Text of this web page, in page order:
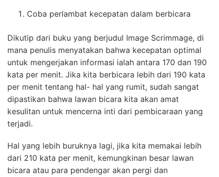
Coba perlambat kecepatan dalam berbicara
Dikutip dari buku yang berjudul Image Scrimmage, di
mana penulis menyatakan bahwa kecepatan optimal
untuk mengerjakan informasi ialah antara 170 dan 190
kata per menit. Jika kita berbicara lebih dari 190 kata
per menit tentang hal- hal yang rumit, sudah sangat
dipastikan bahwa lawan bicara kita akan amat
kesulitan untuk mencerna inti dari pembicaraan yang
terjadi.
Hal yang lebih buruknya lagi, jika kita memakai lebih
dari 210 kata per menit, kemungkinan besar lawan
bicara atau para pendengar akan pergi dan